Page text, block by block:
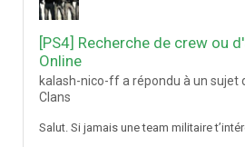
[PS4] Recherche de crew ou
Online
kalash-nico-ff a répondu à un sujet
Clans
Salut. Si jamais une team militaire